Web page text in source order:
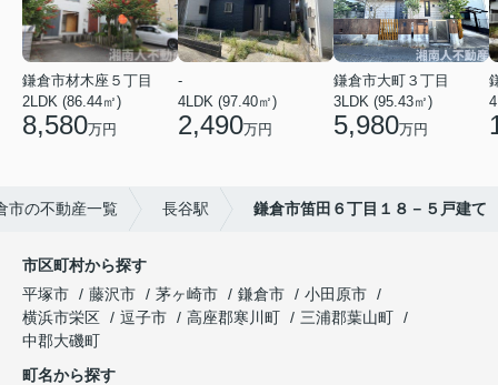
鎌倉市材木座５丁目
2LDK (86.44㎡)
8,580万円
-
4LDK (97.40㎡)
2,490万円
鎌倉市大町３丁目
3LDK (95.43㎡)
5,980万円
市の不動産一覧 長谷駅 鎌倉市笛田６丁目１８－５戸建て
市区町村から探す
平塚市
藤沢市 茅ヶ崎市 鎌倉市
小田原市
横浜市栄区
逗子市 高座郡寒川町
三浦郡葉山町
中郡大磯町
町名から探す